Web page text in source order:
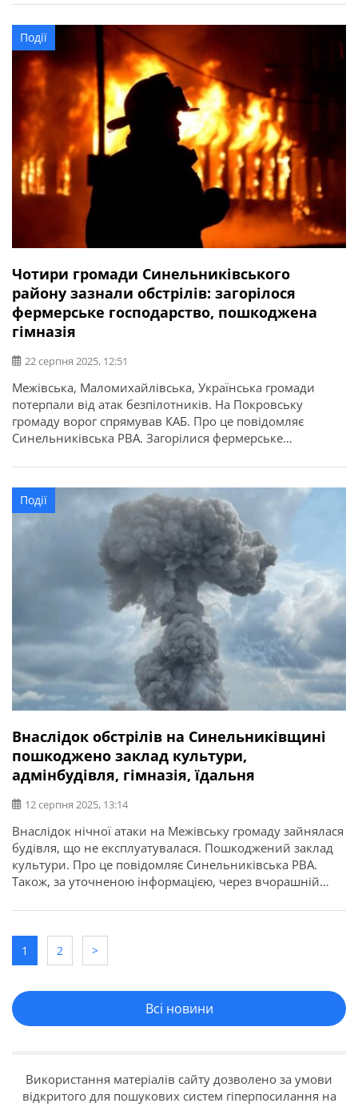
повідомлялося вранці. Окрім гімназії, там побиті
дошкільний навчальний заклад, будинок культури,
магазини, 2 приватні оселі, гараж, будівля, що не
експлуатувалася, авто та лінія електропередач.
Події
Чотири громади Синельниківського
району зазнали обстрілів: загорілося
фермерське господарство, пошкоджена
гімназія
22 серпня 2025, 12:51
Межівська, Маломихайлівська, Українська громади
потерпали від атак безпілотників. На Покровську
громаду ворог спрямував КАБ. Про це повідомляє
Синельниківська РВА. Загорілися фермерське
Події
Внаслідок обстрілів на Синельниківщині
пошкоджено заклад культури,
адмінбудівля, гімназія, їдальня
12 серпня 2025, 13:14
Внаслідок нічної атаки на Межівську громаду зайнялася
будівля, що не експлуатувалася. Пошкоджений заклад
культури. Про це повідомляє Синельниківська РВА.
Також, за уточненою інформацією, через вчорашній
гімназія, їдальня, загорілися господарські споруди.
1 2 >
Всі новини
Використання матеріалів сайту дозволено за умови
відкритого для пошукових систем гіперпосилання на